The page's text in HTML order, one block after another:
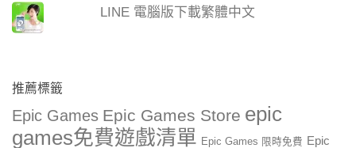
LINE 電腦版下載繁體中文
推薦標籤
Epic Games Epic Games Store epic
games免費遊戲清單 Epic Games 限時免費 Epic